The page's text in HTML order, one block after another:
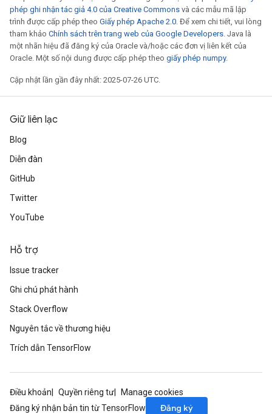
phép ghi nhận tác giả 4.0 của Creative Commons và các mẫu mã lập
trình được cấp phép theo Giấy phép Apache 2.0. Để xem chi tiết, vui lòng
tham khảo Chính sách trên trang web của Google Developers. Java là
một nhãn hiệu đã đăng ký của Oracle và/hoặc các đơn vị liên kết của
Oracle. Một số nội dung được cấp phép theo giấy phép numpy.
Cập nhật lần gần đây nhất: 2025-07-26 UTC.
Giữ liên lạc
Blog
Diễn đàn
GitHub
Twitter
YouTube
Hỗ trợ
Issue tracker
Ghi chú phát hành
Stack Overflow
Nguyên tắc về thương hiệu
Trích dẫn TensorFlow
Điều khoản Quyền riêng tư
Manage cookies
Đăng ký nhận bản tin từ TensorFlow
Đăng ký